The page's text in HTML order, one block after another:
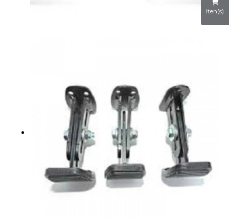
iten(s)